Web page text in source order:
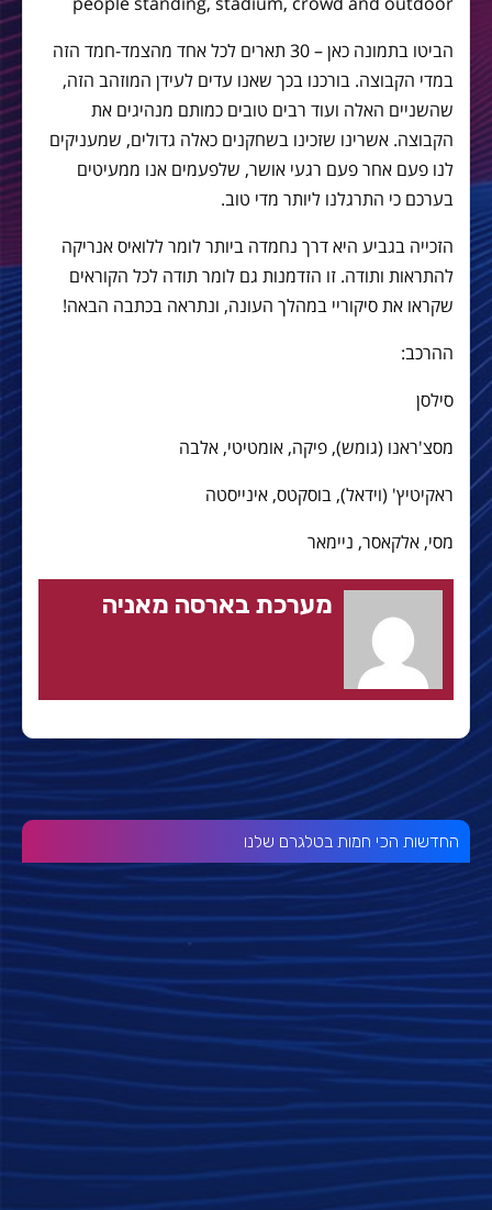
הביטו בתמונה כאן – 30 תארים לכל אחד מהצמד-חמד הזה
במדי הקבוצה. בורכנו בכך שאנו עדים לעידן המוזהב הזה,
שהשניים האלה ועוד רבים טובים כמותם מנהיגים את
הקבוצה. אשרינו שזכינו בשחקנים כאלה גדולים, שמעניקים
לנו פעם אחר פעם רגעי אושר, שלפעמים אנו ממעיטים
בערכם כי התרגלנו ליותר מדי טוב.
הזכייה בגביע היא דרך נחמדה ביותר לומר ללואיס אנריקה
להתראות ותודה. זו הזדמנות גם לומר תודה לכל הקוראים
שקראו את סיקוריי במהלך העונה, ונתראה בכתבה הבאה!
ההרכב:
סילסן
מסצ'ראנו (גומש), פיקה, אומטיטי, אלבה
ראקיטיץ' (וידאל), בוסקטס, אינייסטה
מסי, אלקאסר, ניימאר
מערכת בארסה מאניה
החדשות הכי חמות בטלגרם שלנו